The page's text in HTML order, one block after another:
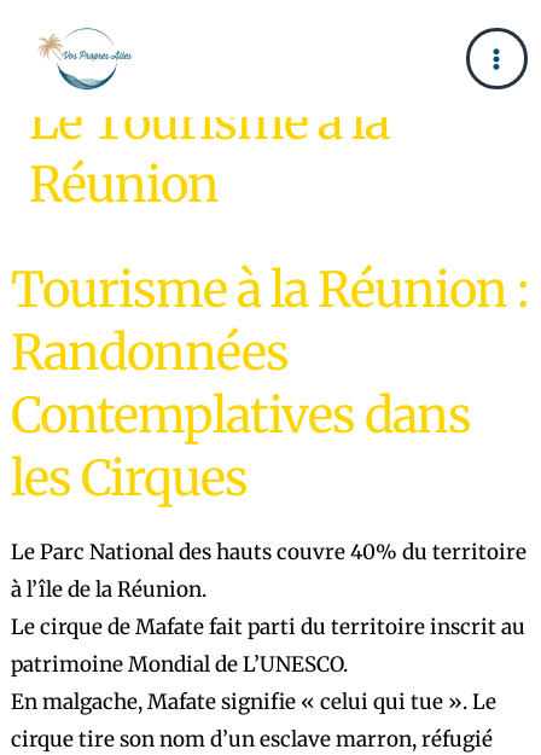
ALLER
CONTENU
Le Slow Tourisme
Le Tourisme à la
Réunion
Tourisme à la Réunion :
Randonnées
Contemplatives dans
les Cirques
Le Parc National des hauts couvre 40% du territoire
à l’île de la Réunion.
Le cirque de Mafate fait parti du territoire inscrit au
patrimoine Mondial de L’UNESCO.
En malgache, Mafate signifie « celui qui tue ». Le
cirque tire son nom d’un esclave marron, réfugié